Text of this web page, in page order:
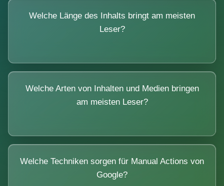
Welche Länge des Inhalts bringt am meisten
Leser?
Welche Arten von Inhalten und Medien bringen
am meisten Leser?
Welche Techniken sorgen für Manual Actions von
Google?